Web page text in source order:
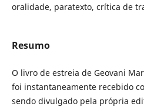
oralidade, paratexto, crítica de
Resumo
O livro de estreia de Geovani
foi instantaneamente recebido
sendo divulgado pela própria